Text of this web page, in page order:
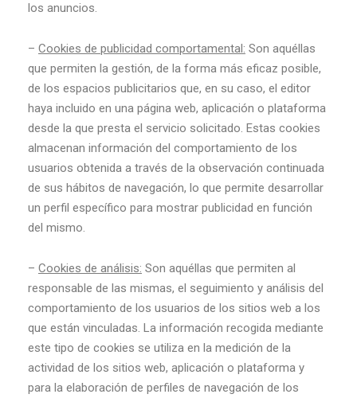
los anuncios.
– Cookies de publicidad comportamental: Son aquéllas
que permiten la gestión, de la forma más eficaz posible,
de los espacios publicitarios que, en su caso, el editor
haya incluido en una página web, aplicación o plataforma
desde la que presta el servicio solicitado. Estas cookies
almacenan información del comportamiento de los
usuarios obtenida a través de la observación continuada
de sus hábitos de navegación, lo que permite desarrollar
un perfil específico para mostrar publicidad en función
del mismo.
– Cookies de análisis: Son aquéllas que permiten al
responsable de las mismas, el seguimiento y análisis del
comportamiento de los usuarios de los sitios web a los
que están vinculadas. La información recogida mediante
este tipo de cookies se utiliza en la medición de la
actividad de los sitios web, aplicación o plataforma y
para la elaboración de perfiles de navegación de los